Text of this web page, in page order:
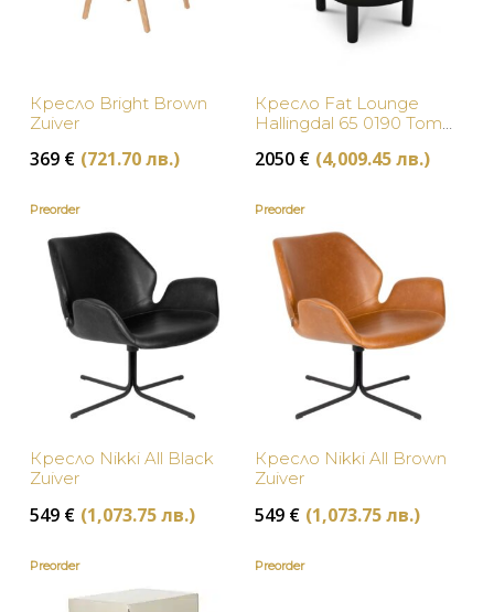
Кресло Bright Brown
Zuiver
369 € (721.70 лв.)
Кресло Fat Lounge
Hallingdal 65 0190 Tom
2050 € (4,009.45 лв.)
Preorder
Кресло Nikki All Black
Zuiver
549 € (1,073.75 лв.)
Preorder
Кресло Nikki All Brown
Zuiver
549 € (1,073.75 лв.)
Preorder Preorder